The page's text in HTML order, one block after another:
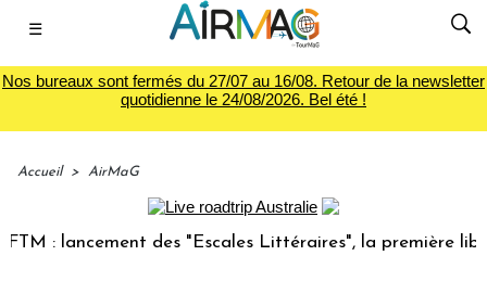
☰
Nos bureaux sont fermés du 27/07 au 16/08. Retour de la newsletter
quotidienne le 24/08/2026. Bel été !
Accueil > AirMaG
des "Escales Littéraires", la première librairie